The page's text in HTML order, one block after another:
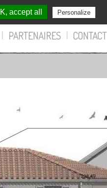
| PARTENAIRES | CONTACT
accept all Personalize